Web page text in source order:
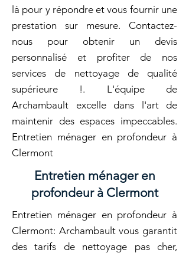
là pour y répondre et vous fournir une
prestation sur mesure. Contactez-
nous pour obtenir un devis
personnalisé et profiter de nos
services de nettoyage de qualité
supérieure !. L'équipe de
Archambault excelle dans l'art de
maintenir des espaces impeccables.
Entretien ménager en profondeur à
Clermont
Entretien ménager en
profondeur à Clermont
Entretien ménager en profondeur à
Clermont: Archambault vous garantit
des tarifs de nettoyage pas cher,